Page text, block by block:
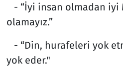
- “İyi insan olmadan iyi
olamayız.”
- “Din, hurafeleri yok
yok eder."